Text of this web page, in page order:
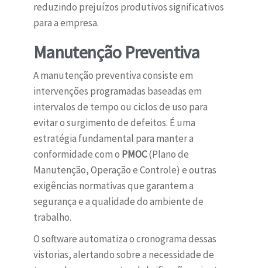
reduzindo prejuízos produtivos significativos
para a empresa.
Manutenção Preventiva
A manutenção preventiva consiste em
intervenções programadas baseadas em
intervalos de tempo ou ciclos de uso para
evitar o surgimento de defeitos. É uma
estratégia fundamental para manter a
conformidade com o PMOC(Plano de
Manutenção, Operação e Controle) e outras
exigências normativas que garantem a
segurança e a qualidade do ambiente de
trabalho.
O software automatiza o cronograma dessas
vistorias, alertando sobre a necessidade de